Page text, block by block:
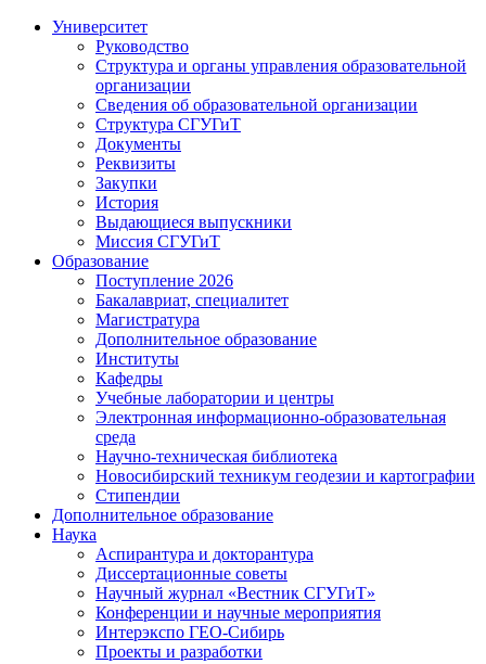
Университет
Руководство
Структура и органы управления образовательной
организации
Сведения об образовательной организации
Структура СГУГиТ
Документы
Реквизиты
Закупки
История
Выдающиеся выпускники
Миссия СГУГиТ
Образование
Поступление 2026
Бакалавриат, специалитет
Магистратура
Дополнительное образование
Институты
Кафедры
Учебные лаборатории и центры
Электронная информационно-образовательная
среда
Научно-техническая библиотека
Новосибирский техникум геодезии и картографии
Стипендии
Дополнительное образование
Наука
Аспирантура и докторантура
Диссертационные советы
Научный журнал «Вестник СГУГиТ»
Конференции и научные мероприятия
Интерэкспо ГЕО-Сибирь
Проекты и разработки